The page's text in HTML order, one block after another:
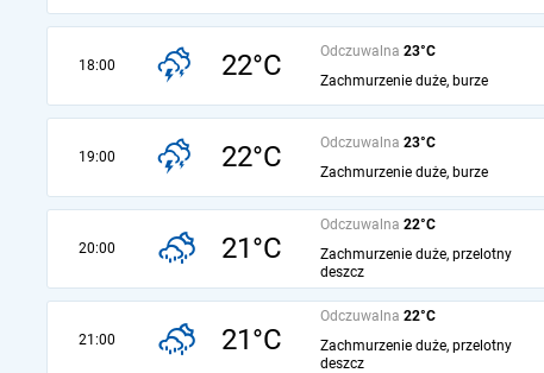
18:00 22°C Odczuwalna 23°C
Zachmurzenie duże, burze
19:00 22°C Odczuwalna 23°C
Zachmurzenie duże, burze
20:00 21°C
Odczuwalna 22°C
Zachmurzenie duże, przelotny
deszcz
21:00 21°C
Odczuwalna 22°C
Zachmurzenie duże, przelotny
deszcz